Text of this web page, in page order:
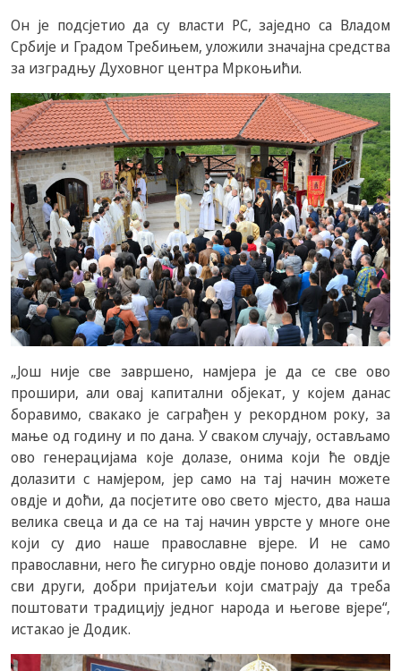
Он је подсјетио да су власти РС, заједно са Владом
Србије и Градом Требињем, уложили значајна средства
за изградњу Духовног центра Мркоњићи.
„Још није све завршено, намјера је да се све ово
прошири, али овај капитални објекат, у којем данас
боравимо, свакако је саграђен у рекордном року, за
мање од годину и по дана. У сваком случају, остављамо
ово генерацијама које долазе, онима који ће овдје
долазити с намјером, јер само на тај начин можете
овдје и доћи, да посјетите ово свето мјесто, два наша
велика свеца и да се на тај начин уврсте у многе оне
који су дио наше православне вјере. И не само
православни, него ће сигурно овдје поново долазити и
сви други, добри пријатељи који сматрају да треба
поштовати традицију једног народа и његове вјере“,
истакао је Додик.